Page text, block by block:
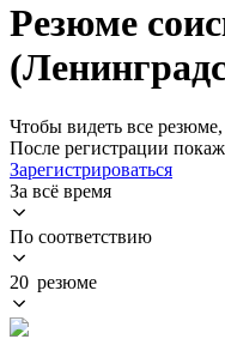
Резюме
Чтобы видеть все резюме,
После регистрации
Зарегистрироваться
За всё время
По соответствию
20 резюме